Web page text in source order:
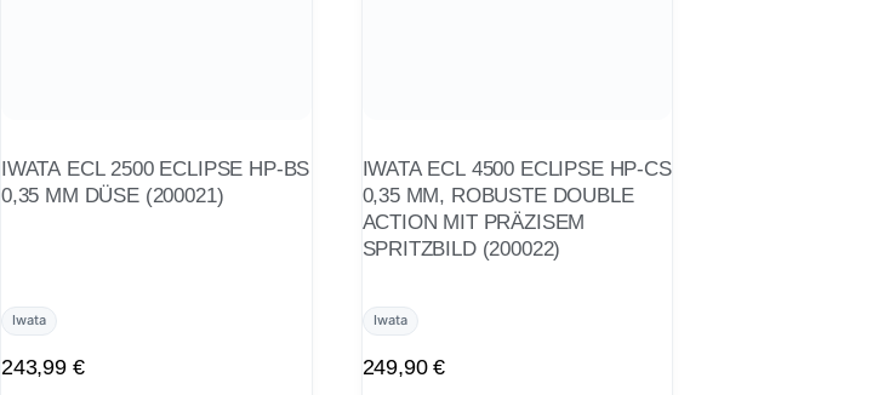
IWATA ECL 2500 ECLIPSE HP-BS
0,35 MM DÜSE (200021)
Iwata
243,99 €
IWATA ECL 4500 ECLIPSE HP-CS
0,35 MM, ROBUSTE DOUBLE
ACTION MIT PRÄZISEM
SPRITZBILD (200022)
Iwata
249,90€